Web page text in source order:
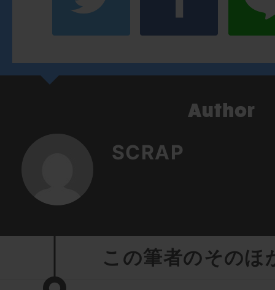
SCRAP
この筆者のそのほ